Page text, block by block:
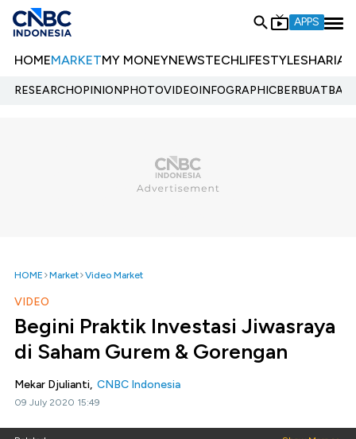
APPS
HOMEMARKETMY MONEYNEWSTECHLIFESTYLESHARIA
RESEARCHOPINIONPHOTOVIDEOINFOGRAPHIC
HOME Market Video Market
VIDEO
Begini Praktik Investasi Jiwasraya
di Saham Gurem & Gorengan
Mekar Djulianti, CNBC Indonesia
09 July 2020 15:49